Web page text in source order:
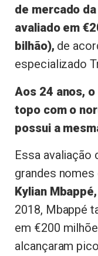
de mercado
avaliado em
bilhão), de
especializado
Aos 24 anos,
topo com o
possui a
Essa avaliação
grandes
Kylian
2018, Mbappé
em €200
alcançaram